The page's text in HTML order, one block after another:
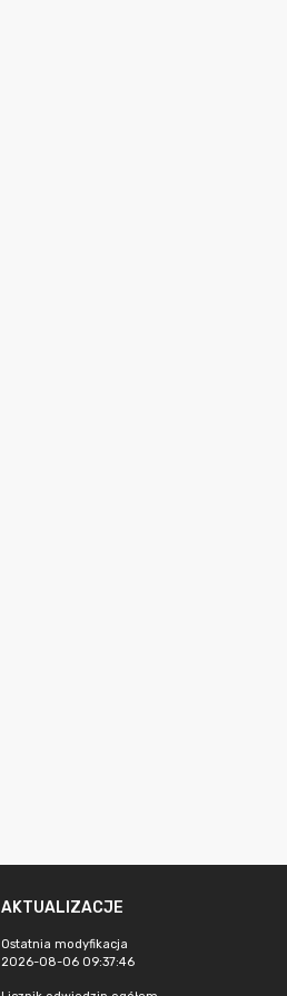
AKTUALIZACJE
Ostatnia modyfikacja
2026-08-06 09:37:46